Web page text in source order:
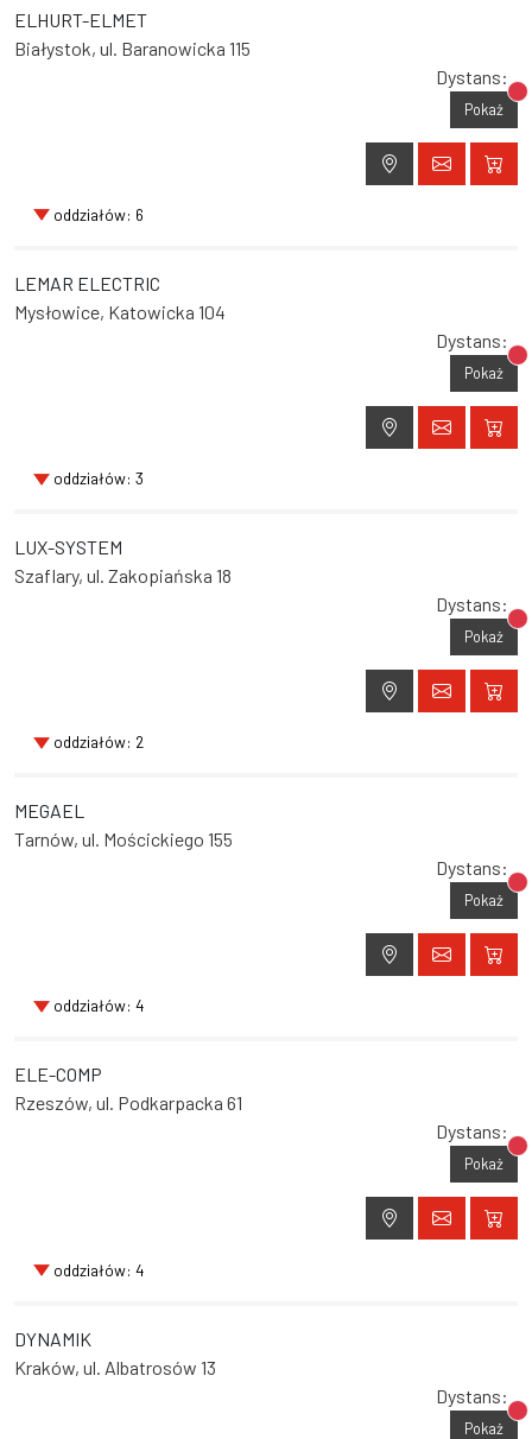
ELHURT-ELMET
Białystok, ul. Baranowicka 115
Dystans:
Pokaż
oddziałów: 6
LEMAR ELECTRIC
Mysłowice, Katowicka 104
Dystans:
Pokaż
oddziałów: 3
LUX-SYSTEM
Szaflary, ul. Zakopiańska 18
Dystans:
Pokaż
oddziałów: 2
MEGAEL
Tarnów, ul. Mościckiego 155
Dystans:
Pokaż
oddziałów: 4
ELE-COMP
Rzeszów, ul. Podkarpacka 61
Dystans:
Pokaż
oddziałów: 4
DYNAMIK
Kraków, ul. Albatrosów 13
Dystans:
Pokaż